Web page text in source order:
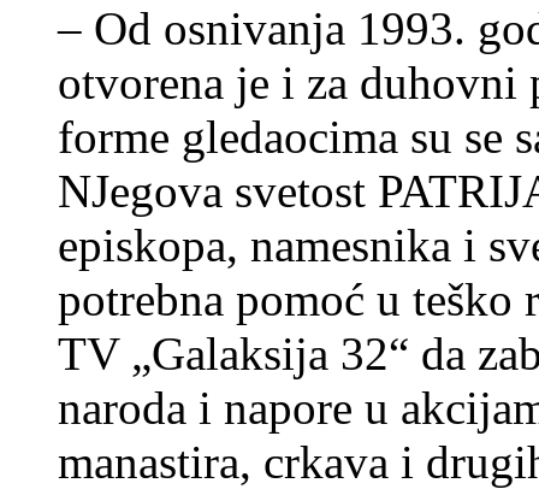
– Od osnivanja 1993.
otvorena je i za duhovni
forme gledaocima su se
NJegova svetost
episkopa, namesnika i
potrebna pomoć u teško
TV „Galaksija 32“ da
naroda i napore u
manastira, crkava i